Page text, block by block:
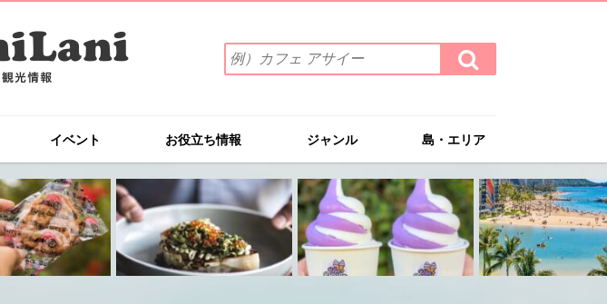
索
ワ
を
入
力
(例）
カ
フ
ェ
検
索
す
イベント お役立ち情報 ジャンル 島・エリア